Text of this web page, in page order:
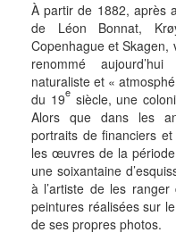
À partir de 1882, après
de Léon Bonnat,
Copenhague et Skagen,
renommé
naturaliste et «
du 19esiècle, une
Alors que dans les
portraits de financiers
les œuvres de la
une soixantaine
à l’artiste de les
peintures réalisées sur
de ses propres photos.